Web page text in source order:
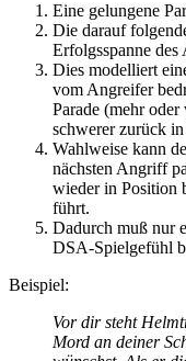
Eine gelungene
Die darauf
Erfolgsspanne des
Dies modelliert
vom Angreifer
Parade (mehr
schwerer zurück
Wahlweise kann
nächsten Angriff
wieder in Position
führt.
Dadurch muß nur
DSA-Spielgefühl
Beispiel:
Vor dir steht
Mord an deiner